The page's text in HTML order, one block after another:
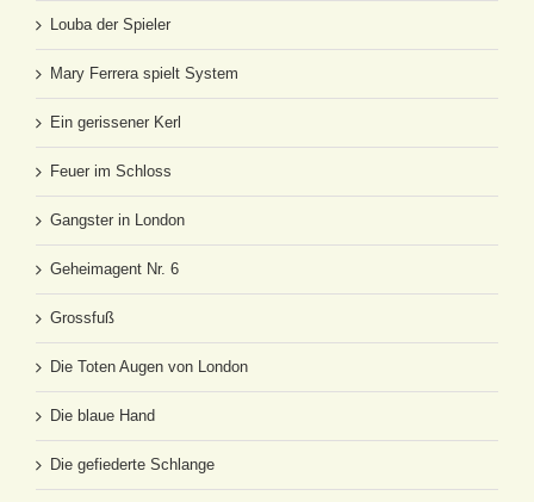
Louba der Spieler
Mary Ferrera spielt System
Ein gerissener Kerl
Feuer im Schloss
Gangster in London
Geheimagent Nr. 6
Grossfuß
Die Toten Augen von London
Die blaue Hand
Die gefiederte Schlange